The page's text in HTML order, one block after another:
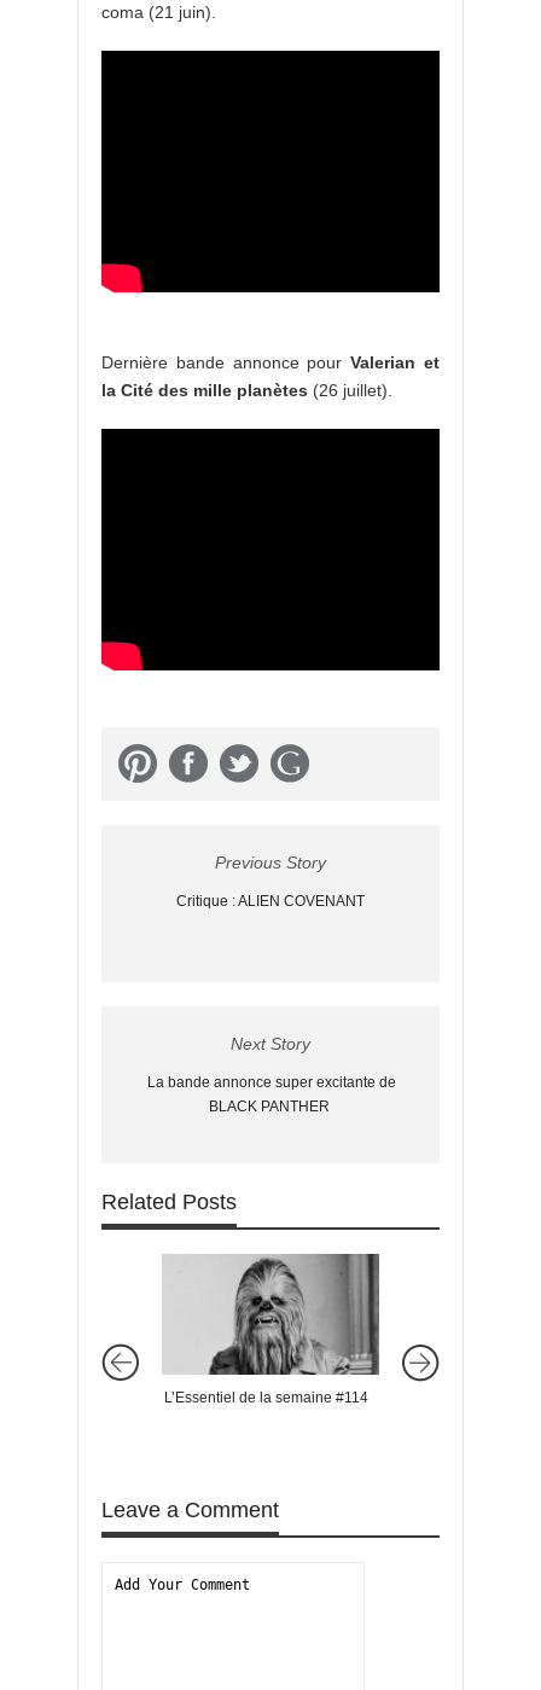
coma (21 juin).
Dernière bande annonce pourValerian et
la Cité des mille planètes (26 juillet).
Previous Story
Critique : ALIEN COVENANT
Next Story
La bande annonce super excitante de
BLACK PANTHER
Related Posts
L’Essentiel de la semaine #114
Leave a Comment